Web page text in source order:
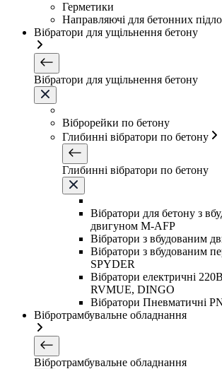
Герметики
Направляючі для бетонних
Вібратори для ущільнення бетону
Вібратори для ущільнення бетону
Віброрейки по бетону
Глибинні вібратори по бетону
Глибинні вібратори по бетону
Вібратори для бетону з
двигуном M-AFP
Вібратори з вбудованим
Вібратори з вбудованим
SPYDER
Вібратори електричні
RVMUE, DINGO
Вібратори Пневматичні
Вібротрамбувальне обладнання
Вібротрамбувальне обладнання